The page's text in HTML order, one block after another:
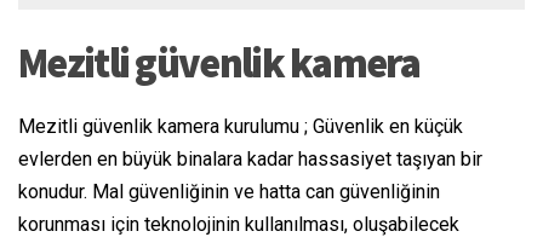
Mezitli güvenlik kamera
Mezitli güvenlik kamera kurulumu ; Güvenlik en küçük
evlerden en büyük binalara kadar hassasiyet taşıyan bir
konudur. Mal güvenliğinin ve hatta can güvenliğinin
korunması için teknolojinin kullanılması, oluşabilecek